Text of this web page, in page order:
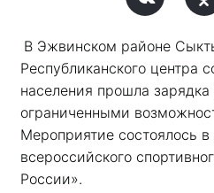
В Эжвинском районе
Республиканского центра
населения прошла
ограниченными
Мероприятие состоялось
всероссийского
России».